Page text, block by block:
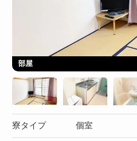
部屋
寮タイプ 個室